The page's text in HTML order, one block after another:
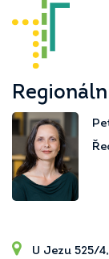
U Jezu 525/